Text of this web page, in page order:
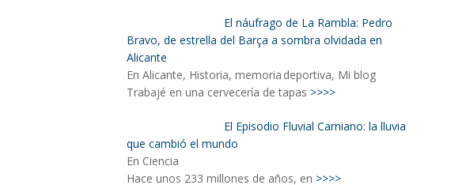
El náufrago de La Rambla: Pedro
Bravo, de estrella del Barça a sombra olvidada en
Alicante
En Alicante, Historia, memoria deportiva, Mi blog
Trabajé en una cervecería de tapas >>>>
El Episodio Fluvial Carniano: la lluvia
que cambió el mundo
En Ciencia
Hace unos 233 millones de años, en >>>>